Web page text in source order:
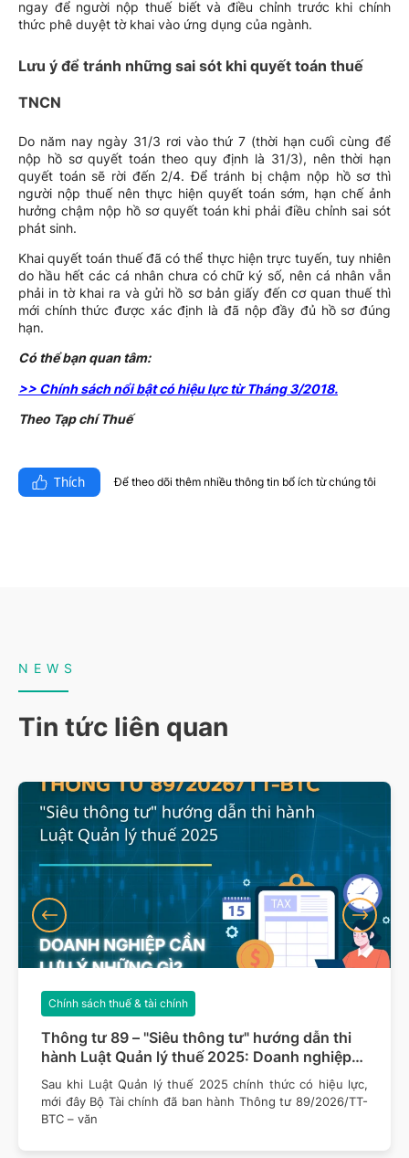
ngay để người nộp thuế biết và điều chỉnh trước khi chính
thức phê duyệt tờ khai vào ứng dụng của ngành.
Lưu ý để tránh những sai sót khi quyết toán thuế
TNCN
Do năm nay ngày 31/3 rơi vào thứ 7 (thời hạn cuối cùng để
nộp hồ sơ quyết toán theo quy định là 31/3), nên thời hạn
quyết toán sẽ rời đến 2/4. Để tránh bị chậm nộp hồ sơ thì
người nộp thuế nên thực hiện quyết toán sớm, hạn chế ảnh
hưởng chậm nộp hồ sơ quyết toán khi phải điều chỉnh sai sót
phát sinh.
Khai quyết toán thuế đã có thể thực hiện trực tuyến, tuy nhiên
do hầu hết các cá nhân chưa có chữ ký số, nên cá nhân vẫn
phải in tờ khai ra và gửi hồ sơ bản giấy đến cơ quan thuế thì
mới chính thức được xác định là đã nộp đầy đủ hồ sơ đúng
hạn.
Có thể bạn quan tâm:
>> Chính sách nổi bật có hiệu lực từ Tháng 3/2018.
Theo Tạp chí Thuế
Thích Để theo dõi thêm nhiều thông tin bổ ích từ chúng tôi​
NEWS
Tin tức liên quan
Thông tư 89 – "Siêu thông tư" hướng dẫn thi
hành Luật Quản lý thuế 2025: Doanh nghiệp
cần lưu ý những gì?
Chính sách thuế & tài chính
Sau khi Luật Quản lý thuế 2025 chính thức có hiệu lực,
mới đây Bộ Tài chính đã ban hành Thông tư 89/2026/TT-
BTC – văn